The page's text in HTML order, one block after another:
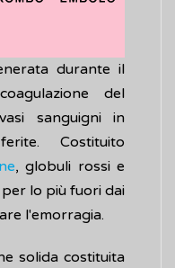
durante il
del
sanguigni in
Costituito
, globuli rossi e
lo più fuori dai
l'emorragia.
solida costituita